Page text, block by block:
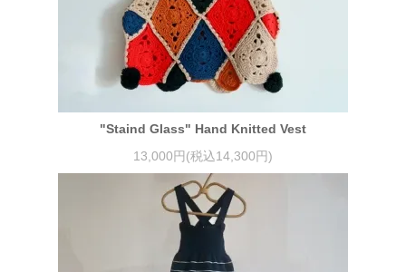
"Staind Glass" Hand Knitted Vest
13,000円(税込14,300円)